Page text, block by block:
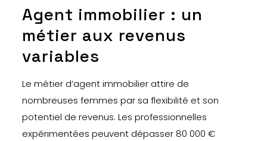
Agent immobilier : un
métier aux revenus
variables
Le métier d’agent immobilier attire de
nombreuses femmes par sa flexibilité et son
potentiel de revenus. Les professionnelles
expérimentées peuvent dépasser 80 000 €